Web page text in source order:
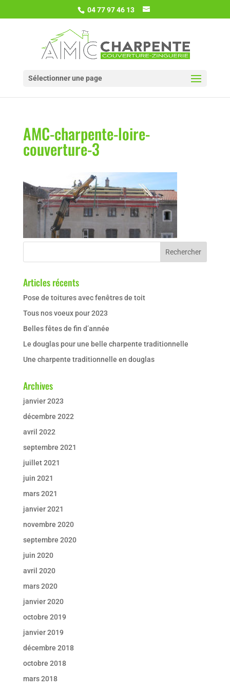
04 77 97 46 13
Sélectionner une page
AMC-charpente-loire-
couverture-3
Articles récents
Pose de toitures avec fenêtres de toit
Tous nos voeux pour 2023
Belles fêtes de fin d’année
Le douglas pour une belle charpente traditionnelle
Une charpente traditionnelle en douglas
Archives
janvier 2023
décembre 2022
avril 2022
septembre 2021
juillet 2021
juin 2021
mars 2021
janvier 2021
novembre 2020
septembre 2020
juin 2020
avril 2020
mars 2020
janvier 2020
octobre 2019
janvier 2019
décembre 2018
octobre 2018
mars 2018